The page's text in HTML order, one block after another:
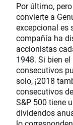
Por último,
convierte a
excepcional es
compañía ha
accionistas
1948. Si bien
consecutivos
solo, ¡2018
consecutivos
S&P 500 tiene
dividendos